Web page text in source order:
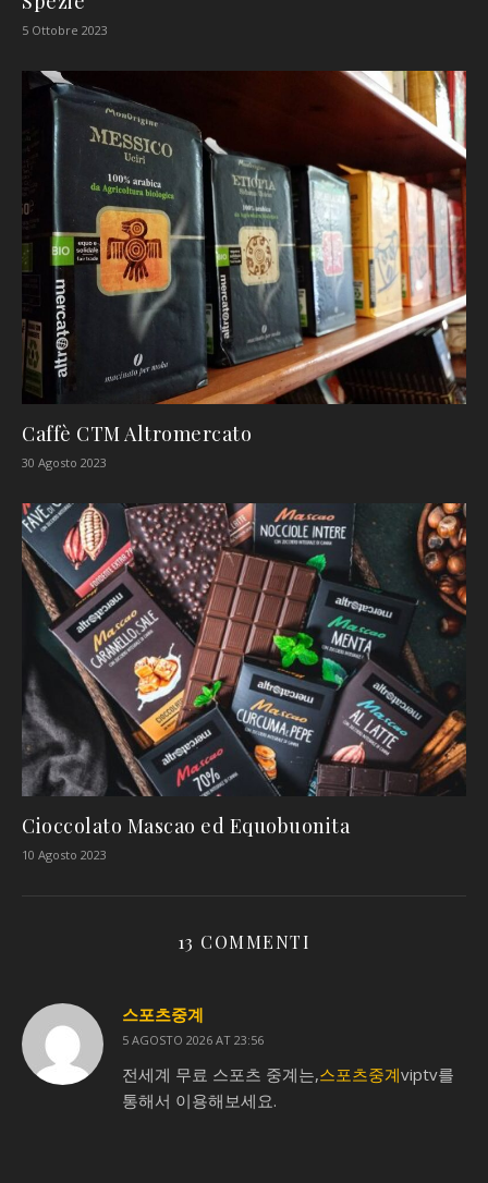
5 Ottobre 2023
Caffè CTM Altromercato
30 Agosto 2023
Cioccolato Mascao ed Equobuonita
10 Agosto 2023
13 COMMENTI
스포츠중계
5 AGOSTO 2026 AT 23:56
전세계 무료 스포츠 중계는,스포츠중계viptv를
통해서 이용해보세요.